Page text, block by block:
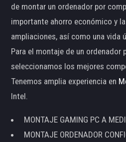
de montar un ordenador por
importante ahorro económico y
ampliaciones, así como una vida
Para el montaje de un ordenador
seleccionamos los mejores
Tenemos amplia experiencia en
Intel.
MONTAJE GAMING PC A
MONTAJE ORDENADOR